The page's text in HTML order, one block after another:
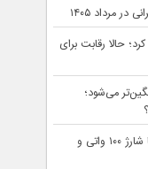
مرداد ۱۴۰۵
حالا رقابت برای
می‌شود؛
پاوربانک ۱۲۰۰۰ میلی‌آمپری هوآوی با شارژ ۱۰۰ واتی و